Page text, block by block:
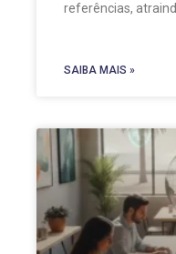
referências,
SAIBA MAIS »